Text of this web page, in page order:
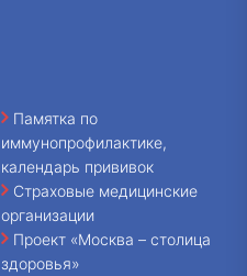
Памятка по
иммунопрофилактике,
календарь прививок
Страховые медицинские
организации
Проект «Москва – столица
здоровья»